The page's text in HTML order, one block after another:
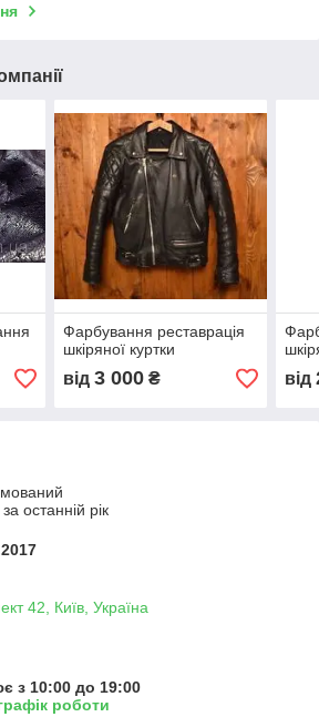
Фарбування реставрація
шкіряної куртки
від 3 000₴ від
останній рік
42, Київ, Україна
з 10:00 до 19:00
роботи